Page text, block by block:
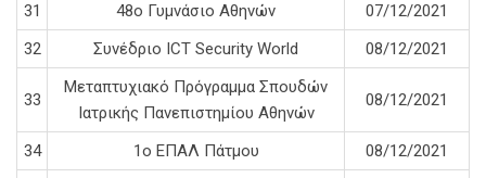
31
48ο Γυμνάσιο Αθηνών
07/12/2021
32
Συνέδριο ICT Security World 08/12/2021
33
Μεταπτυχιακό Πρόγραμμα Σπουδών
Ιατρικής Πανεπιστημίου Αθηνών
08/12/2021
34 1ο ΕΠΑΛ Πάτμου
08/12/2021